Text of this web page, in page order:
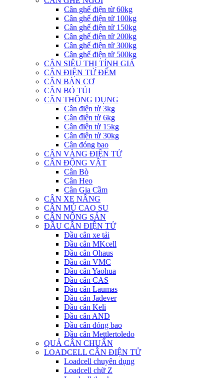
Cân ghế điện từ 60kg
Cân ghế điện tử 100kg
Cân ghế điện tử 150kg
Cân ghế điện tử 200kg
Cân ghế điện tử 300kg
Cân ghế điện tử 500kg
CÂN SIÊU THỊ TÍNH GIÁ
CÂN ĐIỆN TỬ ĐẾM
CÂN BÀN CƠ
CÂN BỎ TÚI
CÂN THÔNG DỤNG
Cân điện tử 3kg
Cân điện tử 6kg
Cân điện tử 15kg
Cân điện tử 30kg
Cân đóng bao
CÂN VÀNG ĐIỆN TỬ
CÂN ĐỘNG VẬT
Cân Bò
Cân Heo
Cân Gia Cầm
CÂN XE NÂNG
CÂN MỦ CAO SU
CÂN NÔNG SẢN
ĐẦU CÂN ĐIỆN TỬ
Đầu cân xe tải
Đầu cân MKcell
Đầu cân Ohaus
Đầu cân VMC
Đầu cân Yaohua
Đầu cân CAS
Đầu cân Laumas
Đầu cân Jadever
Đầu cân Keli
Đầu cân AND
Đầu cân đóng bao
Đầu cân Mettlertoledo
QUẢ CÂN CHUẨN
LOADCELL CÂN ĐIỆN TỬ
Loadcell chuyên dụng
Loadcell chữ Z